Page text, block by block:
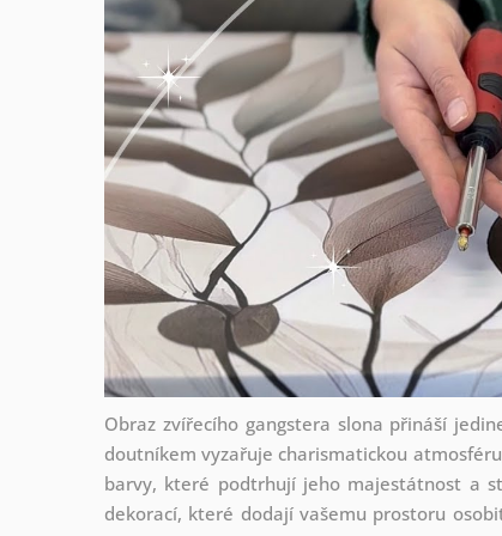
Obraz zvířecího gangstera slona přináší
doutníkem vyzařuje charismatickou
barvy, které podtrhují jeho majestátnost a
dekorací, které dodají vašemu prostoru